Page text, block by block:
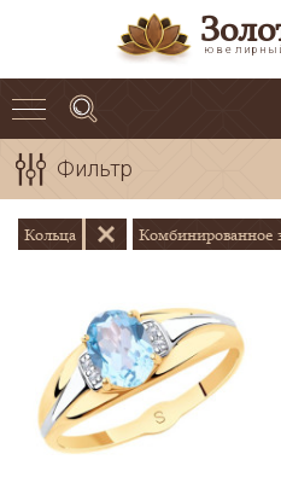
Фильтр
Кольца Комбинированное